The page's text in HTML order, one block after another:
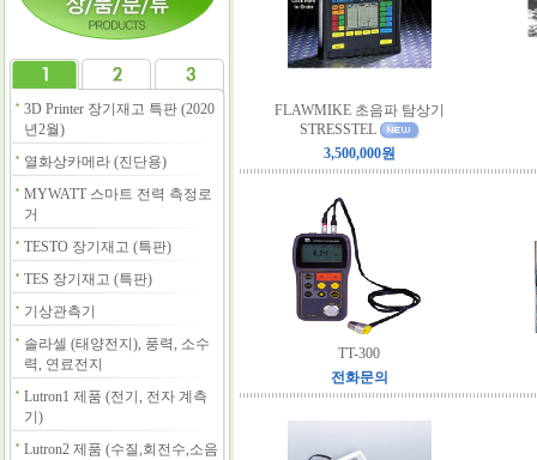
3D Printer 장기재고 특판 (2020
년2월)
열화상카메라 (진단용)
MYWATT 스마트 전력 측정로
거
TESTO 장기재고 (특판)
TES 장기재고 (특판)
기상관측기
솔라셀 (태양전지), 풍력, 소수
력, 연료전지
Lutron1 제품 (전기, 전자 계측
기)
Lutron2 제품 (수질,회전수,소음
FLAWMIKE 초음파 탐상기
STRESSTEL
3,500,000원
TT-300
전화문의